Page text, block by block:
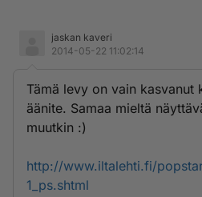
jaskan kaveri
2014-05-22 11:02:14
Tämä levy on vain kasvanut
äänite. Samaa mieltä
muutkin :)
http://www.iltalehti.fi/
1_ps.shtml